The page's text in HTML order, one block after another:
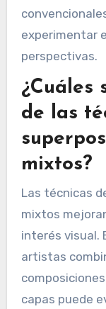
experimentar
perspectivas.
¿Cuáles
de las
mixtos?
Las técnicas
mixtos
interés visual.
artistas
capas puede